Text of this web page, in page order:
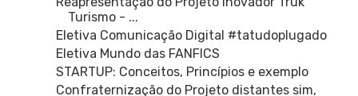
Turismo - ...
Eletiva Comunicação Digital #tatudoplugado
Eletiva Mundo das FANFICS
STARTUP: Conceitos, Princípios e exemplo
Confraternização do Projeto distantes sim,